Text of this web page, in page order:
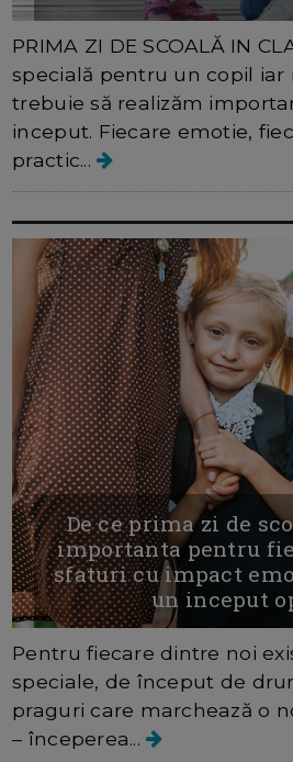
PRIMA ZI DE SCOALĂ IN
specială pentru un copil iar
trebuie să realizăm
inceput. Fiecare emotie,
practic...
De ce prima zi de
importanta pentru
sfaturi cu impact
un inceput
Pentru fiecare dintre noi
speciale, de început de
praguri care marchează o
– începerea...